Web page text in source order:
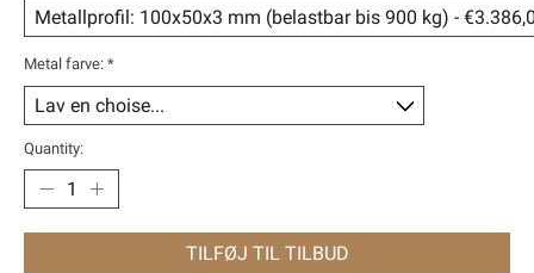
Metal farve: *
Quantity:
TILFØJ TIL TILBUD